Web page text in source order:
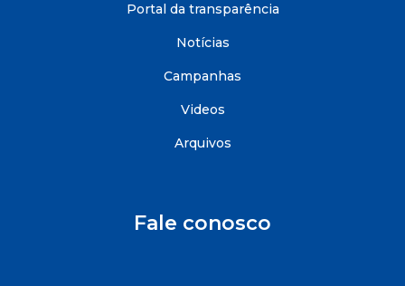
Portal da transparência
Notícias
Campanhas
Videos
Arquivos
Fale conosco